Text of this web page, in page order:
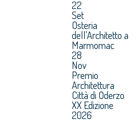
22
Set
Osteria
dell'Architetto a
Marmomac
28
Nov
Premio
Architettura
Città di Oderzo
XX Edizione
2026